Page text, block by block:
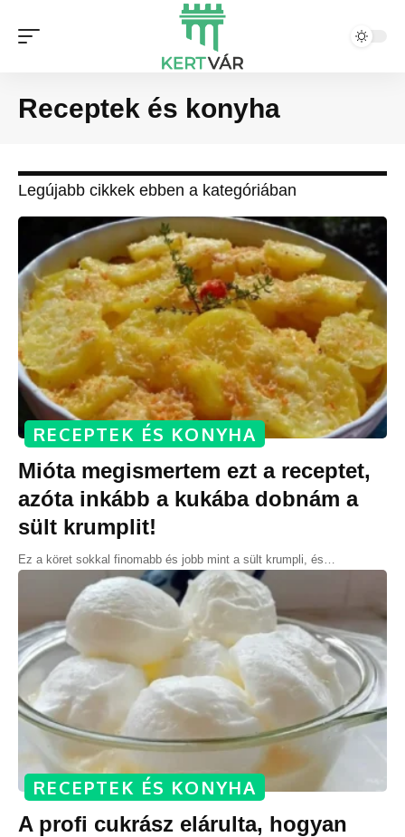
Receptek és konyha
Legújabb cikkek ebben a kategóriában
RECEPTEK ÉS KONYHA
Mióta megismertem ezt a receptet,
azóta inkább a kukába dobnám a
sült krumplit!
Ez a köret sokkal finomabb és jobb mint a sült krumpli, és
RECEPTEK ÉS KONYHA
A profi cukrász elárulta, hogyan